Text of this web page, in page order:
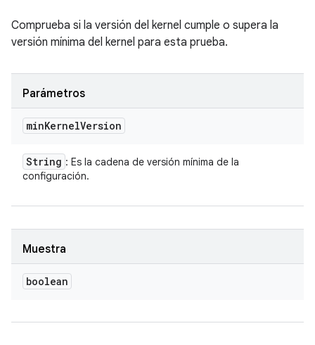
Comprueba si la versión del kernel cumple o supera la
versión mínima del kernel para esta prueba.
Parámetros
minKernelVersion
String : Es la cadena de versión mínima de la
configuración.
Muestra
boolean